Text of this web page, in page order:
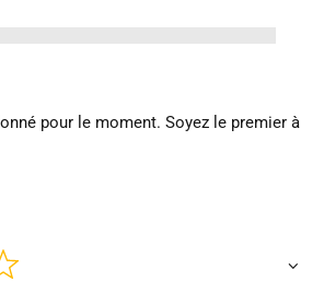
pour le moment. Soyez le premier à